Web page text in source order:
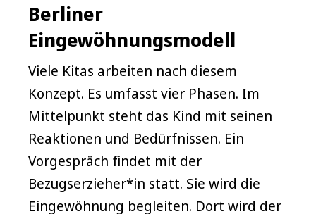
Berliner
Eingewöhnungsmodell
Viele Kitas arbeiten nach diesem
Konzept. Es umfasst vier Phasen. Im
Mittelpunkt steht das Kind mit seinen
Reaktionen und Bedürfnissen. Ein
Vorgespräch findet mit der
Bezugserzieher*in statt. Sie wird die
Eingewöhnung begleiten. Dort wird der